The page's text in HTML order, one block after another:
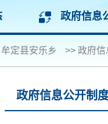
政府信息
牟定县安乐乡 >> 政府信
政府信息公开制